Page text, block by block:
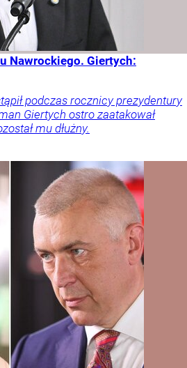
Nawrockiego. Giertych:
podczas rocznicy prezydentury
Giertych ostro zaatakował
mu dłużny.